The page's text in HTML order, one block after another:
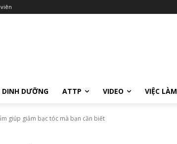
DINH DƯỠNG ATTP VIDEO VIỆC LÀM
giúp giảm bạc tóc mà bạn cần biết